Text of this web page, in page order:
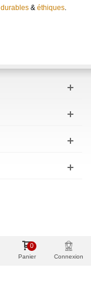
durables & éthiques.
Panier
0
Connexion